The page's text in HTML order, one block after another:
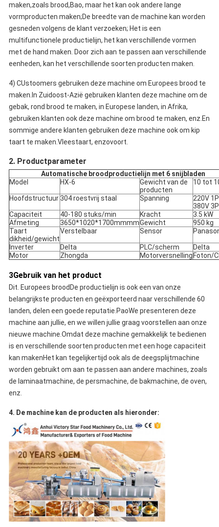
maken,zoals brood,Bao, maar het kan ook andere lange
vormproducten maken;De breedte van de machine kan worden
gesneden volgens de klant verzoeken; Het is een
multifunctionele productielijn, het kan verschillende vormen
met de hand maken. Door zich aan te passen aan verschillende
eenheden, kan het verschillende soorten producten maken.
4) CUstoomers gebruiken deze machine om Europees brood te
maken. In Zuidoost-Azië gebruiken klanten deze machine om de
gebak, rond brood te maken, in Europese landen, in Afrika,
gebruiken klanten ook deze machine om brood te maken, enz.En
sommige andere klanten gebruiken deze machine ook om kip
taart te maken.Vleestaart, enzovoort.
2. Productparameter
Automatische broodproductielijn met 6 snijbladen
Model
HX-6
Gewicht van de
producten
10 tot
Hoofdstructuur304 roestvrij staal Spanning
220V
380V
Capaciteit
40-180 stuks/min Kracht
3.5 kW
Afmeting
3650*1020*1700mmmmGewicht
950 kg
Taart
dikheid/gewicht
Verstelbaar Sensor
Inverter Delta PLC/scherm
Delta
Motor
Zhongda Motorversnelling Foton/
3Gebruik van het product
Dit. Europees brood De productielijn is ook een van onze
belangrijkste producten en geëxporteerd naar verschillende 60
landen, delen een goede reputatie.PaoWe presenteren deze
machine aan jullie, en we willen jullie graag voorstellen aan onze
nieuwe machine.Omdat deze machine gemakkelijk te bedienen
is en verschillende soorten producten met een hoge capaciteit
kan makenHet kan tegelijkertijd ook als de deegsplijtmachine
worden gebruikt om aan te passen aan andere machines, zoals
de laminaatmachine, de persmachine, de bakmachine, de oven,
enz.
4. De machine kan de producten als hieronder: